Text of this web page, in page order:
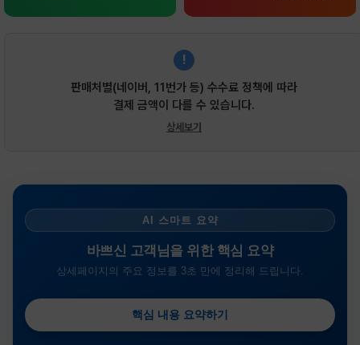
!
판매처별(네이버, 11번가 등) 수수료 정책에 따라
결제 금액이 다를 수 있습니다.
상세보기
AI 스마트 요약
바쁘신 고객님을 위한 핵심 요약
상세페이지의 주요 정보를 3초 만에 정리해 드립니다.
핵심 내용 요약하기